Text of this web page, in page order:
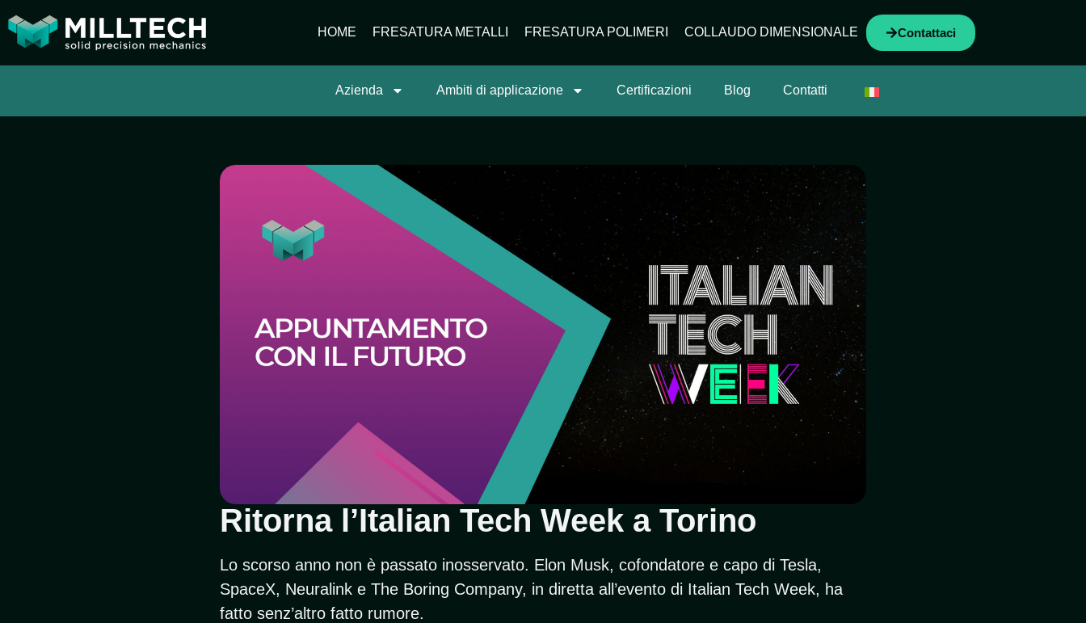
HOME FRESATURA METALLI FRESATURA POLIMERI COLLAUDO DIMENSIONALE Contattaci
Azienda Ambiti di applicazione Certificazioni Blog Contatti
Ritorna l’Italian Tech Week a Torino
Lo scorso anno non è passato inosservato. Elon Musk, cofondatore e capo di Tesla,
SpaceX, Neuralink e The Boring Company, in diretta all’evento di Italian Tech Week, ha
fatto senz’altro fatto rumore.